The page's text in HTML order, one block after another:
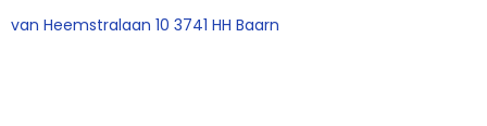
van Heemstralaan 10 3741 HH Baarn